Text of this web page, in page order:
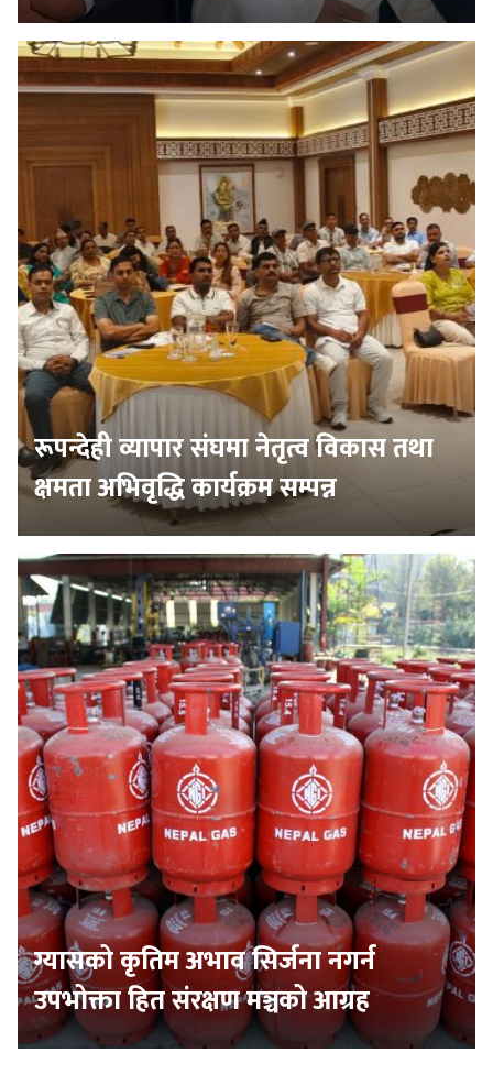
रूपन्देही व्यापार संघमा नेतृत्व विकास तथा
क्षमता अभिवृद्धि कार्यक्रम सम्पन्न
ग्यासको कृतिम अभाव सिर्जना नगर्न
उपभोक्ता हित संरक्षण मञ्चको आग्रह